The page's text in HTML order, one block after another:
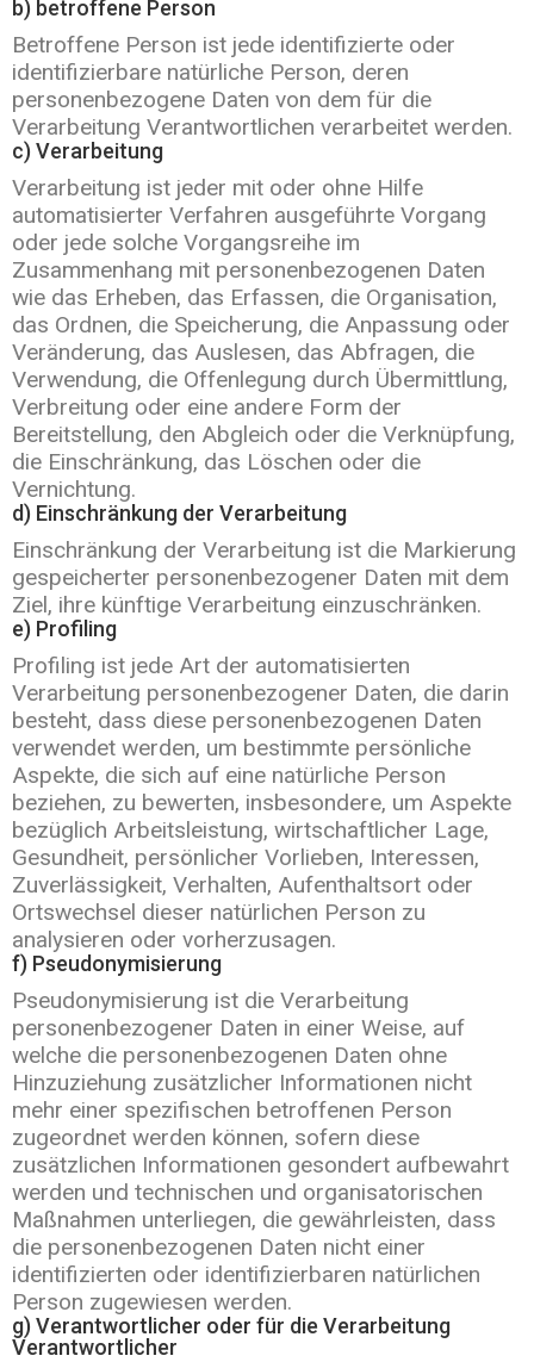
b) betroffene Person
Betroffene Person ist jede identifizierte oder
identifizierbare natürliche Person, deren
personenbezogene Daten von dem für die
Verarbeitung Verantwortlichen verarbeitet werden.
c) Verarbeitung
Verarbeitung ist jeder mit oder ohne Hilfe
automatisierter Verfahren ausgeführte Vorgang
oder jede solche Vorgangsreihe im
Zusammenhang mit personenbezogenen Daten
wie das Erheben, das Erfassen, die Organisation,
das Ordnen, die Speicherung, die Anpassung oder
Veränderung, das Auslesen, das Abfragen, die
Verwendung, die Offenlegung durch Übermittlung,
Verbreitung oder eine andere Form der
Bereitstellung, den Abgleich oder die Verknüpfung,
die Einschränkung, das Löschen oder die
Vernichtung.
d) Einschränkung der Verarbeitung
Einschränkung der Verarbeitung ist die Markierung
gespeicherter personenbezogener Daten mit dem
Ziel, ihre künftige Verarbeitung einzuschränken.
e) Profiling
Profiling ist jede Art der automatisierten
Verarbeitung personenbezogener Daten, die darin
besteht, dass diese personenbezogenen Daten
verwendet werden, um bestimmte persönliche
Aspekte, die sich auf eine natürliche Person
beziehen, zu bewerten, insbesondere, um Aspekte
bezüglich Arbeitsleistung, wirtschaftlicher Lage,
Gesundheit, persönlicher Vorlieben, Interessen,
Zuverlässigkeit, Verhalten, Aufenthaltsort oder
Ortswechsel dieser natürlichen Person zu
analysieren oder vorherzusagen.
f) Pseudonymisierung
Pseudonymisierung ist die Verarbeitung
personenbezogener Daten in einer Weise, auf
welche die personenbezogenen Daten ohne
Hinzuziehung zusätzlicher Informationen nicht
mehr einer spezifischen betroffenen Person
zugeordnet werden können, sofern diese
zusätzlichen Informationen gesondert aufbewahrt
werden und technischen und organisatorischen
Maßnahmen unterliegen, die gewährleisten, dass
die personenbezogenen Daten nicht einer
identifizierten oder identifizierbaren natürlichen
Person zugewiesen werden.
g) Verantwortlicher oder für die Verarbeitung
Verantwortlicher